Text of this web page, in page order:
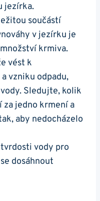
jezírka.
součástí
v jezírku je
krmiva.
‍vést k‍
vzniku odpadu,
Sledujte, kolik
jedno krmení a
aby nedocházelo